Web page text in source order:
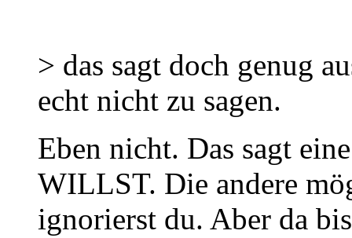
> das sagt doch genug
echt nicht zu sagen.
Eben nicht. Das sagt
WILLST. Die andere
ignorierst du. Aber da